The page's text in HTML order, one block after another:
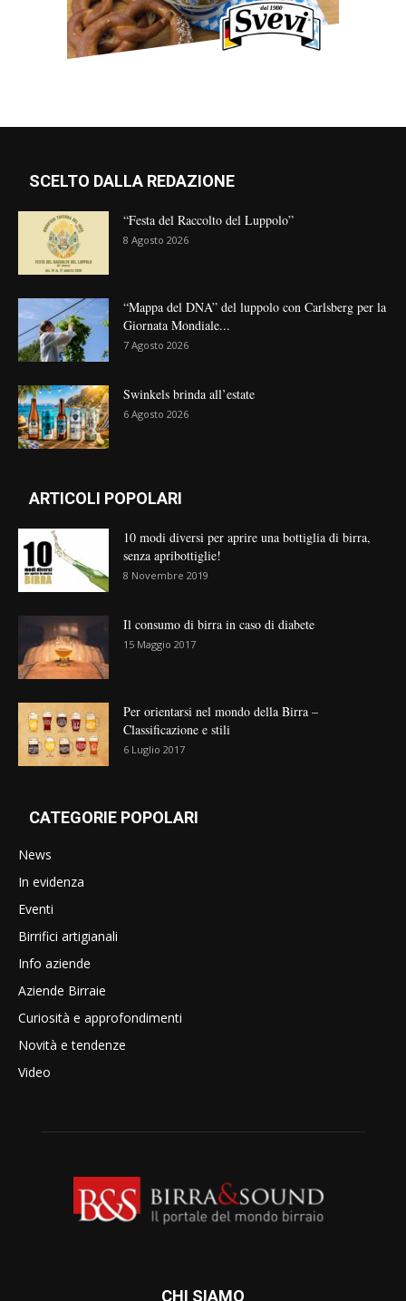
SCELTO DALLA REDAZIONE
“Festa del Raccolto del Luppolo”
8 Agosto 2026
“Mappa del DNA” del luppolo con Carlsberg per la
Giornata Mondiale...
7 Agosto 2026
Swinkels brinda all’estate
6 Agosto 2026
ARTICOLI POPOLARI
10 modi diversi per aprire una bottiglia di birra,
senza apribottiglie!
8 Novembre 2019
Il consumo di birra in caso di diabete
15 Maggio 2017
Per orientarsi nel mondo della Birra –
Classificazione e stili
6 Luglio 2017
CATEGORIE POPOLARI
News
In evidenza
Eventi
Birrifici artigianali
Info aziende
Aziende Birraie
Curiosità e approfondimenti
Novità e tendenze
Video
CHI SIAMO